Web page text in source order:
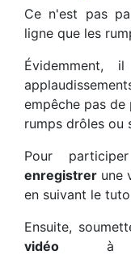
Ce n'est pas
ligne que les
Évidemment,
empêche pas
rumps drôles ou
Pour
enregistrer une
en suivant le
Ensuite,
vidéo à